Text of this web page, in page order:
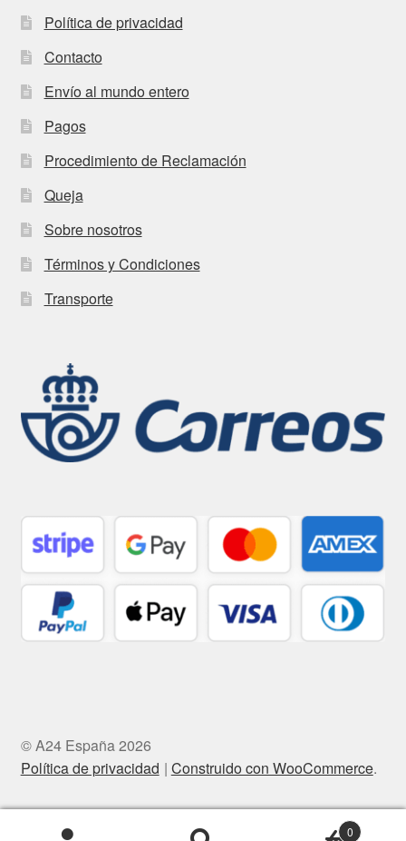
Política de privacidad
Contacto
Envío al mundo entero
Pagos
Procedimiento de Reclamación
Queja
Sobre nosotros
Términos y Condiciones
Transporte
© A24 España 2026
Política de privacidad
Construido con WooCommerce.
0